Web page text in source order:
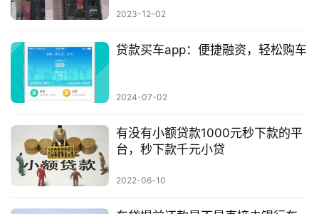
2023-12-02
贷款买车app：便捷融资，轻松购车
2024-07-02
有没有小额贷款1000元秒下款的平
台，秒下款千元小贷
2022-06-10